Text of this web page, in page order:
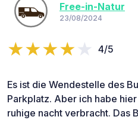
Free-in-Natur
23/08/2024
4/5
Es ist die Wendestelle des
Parkplatz. Aber ich habe
ruhige nacht verbracht. Das